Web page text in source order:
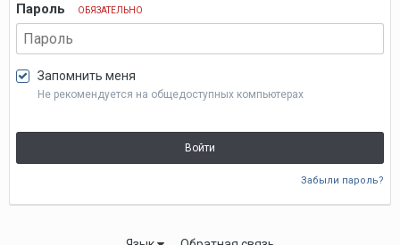
Пароль ОБЯЗАТЕЛЬНО
Запомнить меня
Не рекомендуется на общедоступных компьютерах
Войти
Забыли пароль?